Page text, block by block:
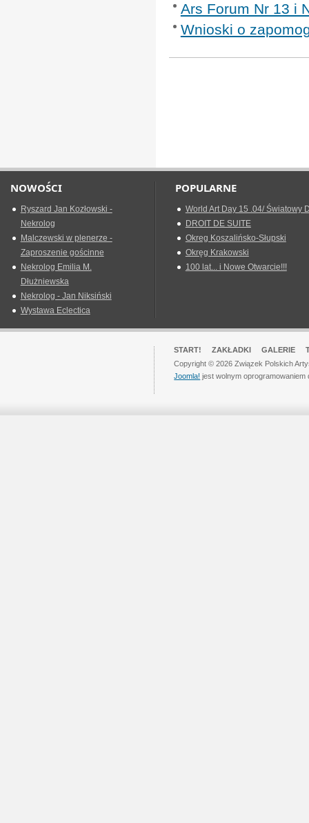
Ars Forum Nr 13 i
Wnioski o
NOWOŚCI
Ryszard Jan Kozłowski -
Nekrolog
Malczewski w plenerze -
Zaproszenie gościnne
Nekrolog Emilia M.
Dłużniewska
Nekrolog - Jan Niksiński
Wystawa Eclectica
POPULARNE
World Art Day 15 .04/ Światowy
DROIT DE SUITE
Okreg Koszalińsko-Słupski
Okręg Krakowski
100 lat... i Nowe Otwarcie!!!
START! ZAKŁADKI GALERIE
Copyright © 2026 Związek Polskich
Joomla! jest wolnym